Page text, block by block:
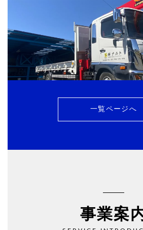
一覧ページへ
事業案